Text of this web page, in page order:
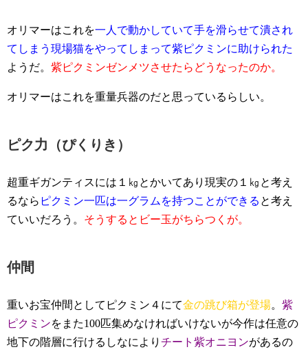
オリマーはこれを一人で動かしていて手を滑らせて潰され
てしまう現場猫をやってしまって紫ピクミンに助けられた
ようだ。 紫ピクミンゼンメツさせたらどうなったのか。
オリマーはこれを重量兵器のだと思っているらしい。
ピク力（ぴくりき）
超重ギガンティスには１㎏とかいてあり現実の１㎏と考え
るなら ピクミン一匹は一グラムを持つことができる と考え
ていいだろう。 そうするとビー玉がちらつくが。
仲間
重いお宝仲間としてピクミン４にて金の跳び箱が登場。 紫
ピクミンをまた100匹集めなければいけないが今作は任意の
地下の階層に行けるしなにより チート紫オニヨンがあるの